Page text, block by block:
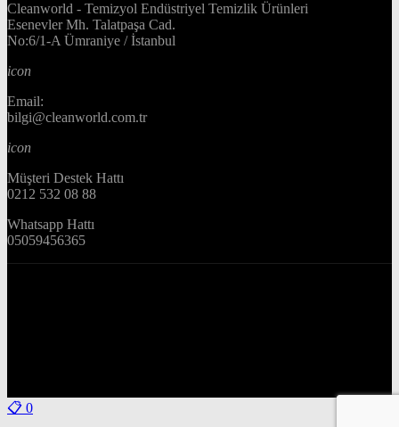
Cleanworld - Temizyol Endüstriyel Temizlik Ürünleri
Esenevler Mh. Talatpaşa Cad.
No:6/1-A Ümraniye / İstanbul
icon
Email:
bilgi@cleanworld.com.tr
icon
Müşteri Destek Hattı
0212 532 08 88
Whatsapp Hattı
05059456365
📋 0